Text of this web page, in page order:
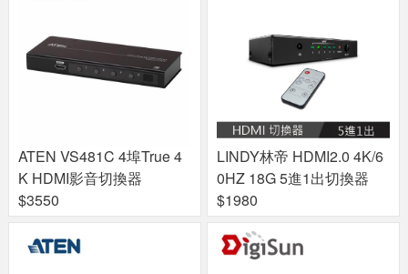
ATEN VS481C 4埠True 4
K HDMI影音切換器
$3550
LINDY林帝 HDMI2.0 4K/6
0HZ 18G 5進1出切換器
$1980